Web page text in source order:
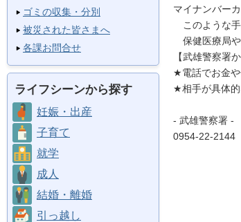
ゴミの収集・分別
被災された皆さまへ
各課お問合せ
ライフシーンから探す
妊娠・出産
子育て
就学
成人
結婚・離婚
引っ越し
マイナンバー
このような手
保健医療局や
【武雄警察署
★電話でお金
★相手が具体
- 武雄警察署 -
0954-22-2144